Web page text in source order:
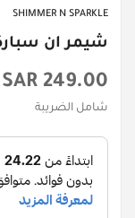
SHIMMER N SPARKLE
شيمر ان
السعر
الأصلي
249.00 SAR
شامل الضريبة